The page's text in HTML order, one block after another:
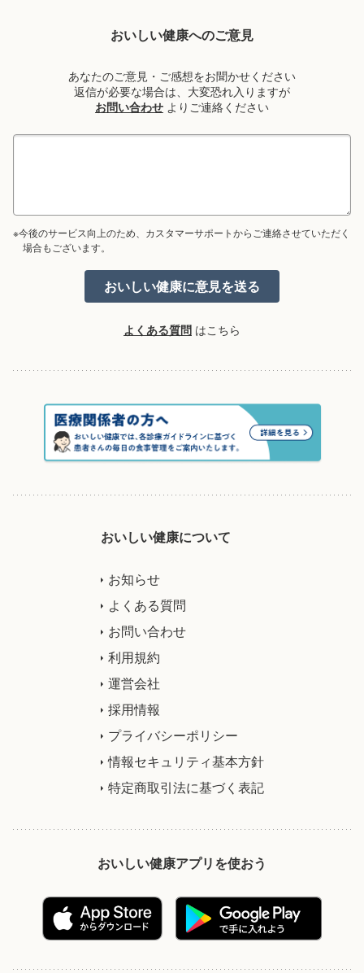
おいしい健康へのご意見
あなたのご意見・ご感想をお聞かせください
返信が必要な場合は、大変恐れ入りますが
お問い合わせ よりご連絡ください
※今後のサービス向上のため、カスタマーサポートからご連絡させていただく
場合もございます。
よくある質問 はこちら
おいしい健康について
お知らせ
よくある質問
お問い合わせ
利用規約
運営会社
採用情報
プライバシーポリシー
情報セキュリティ基本方針
特定商取引法に基づく表記
おいしい健康アプリを使おう